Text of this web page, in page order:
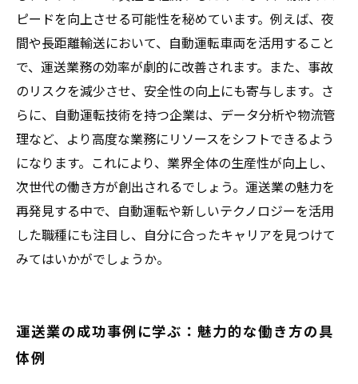
ピードを向上させる可能性を秘めています。例えば、夜
間や長距離輸送において、自動運転車両を活用すること
で、運送業務の効率が劇的に改善されます。また、事故
のリスクを減少させ、安全性の向上にも寄与します。さ
らに、自動運転技術を持つ企業は、データ分析や物流管
理など、より高度な業務にリソースをシフトできるよう
になります。これにより、業界全体の生産性が向上し、
次世代の働き方が創出されるでしょう。運送業の魅力を
再発見する中で、自動運転や新しいテクノロジーを活用
した職種にも注目し、自分に合ったキャリアを見つけて
みてはいかがでしょうか。
運送業の成功事例に学ぶ：魅力的な働き方の具
体例